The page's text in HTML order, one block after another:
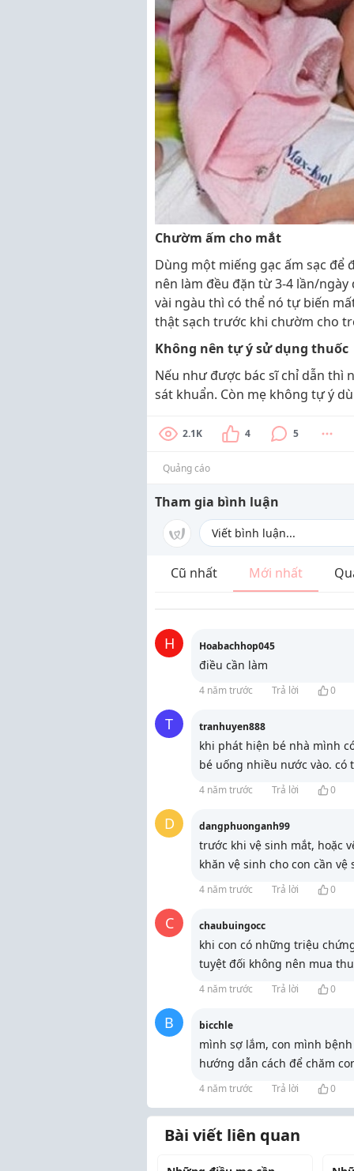
Chườm ấm cho mắt
Dùng một miếng gạc ấm sạc để
nên làm đều đặn từ 3-4 lần/
vài ngàu thì có thể nó tự biến
thật sạch trước khi chườm cho
Không nên tự ý sử dụng thuốc
Nếu như được bác sĩ chỉ dẫn thì
sát khuẩn. Còn mẹ không tự ý
2.1K 4 5
Quảng cáo
Tham gia bình luận
Cũ nhất Mới nhất
H Hoabachhop045
điều cần làm
4 năm trước Trả lời 0
T tranhuyen888
khi phát hiện bé nhà mình
bé uống nhiều nước vào.
4 năm trước Trả lời 0
D dangphuonganh99
trước khi vệ sinh mắt, hoặc
khăn vệ sinh cho con cần vệ
4 năm trước Trả lời 0
C chaubuingocc
khi con có những triệu
tuyệt đối không nên mua
4 năm trước Trả lời 0
B bicchle
mình sợ lắm, con mình
hướng dẫn cách để chăm
4 năm trước Trả lời 0
Bài viết liên quan